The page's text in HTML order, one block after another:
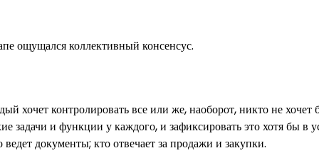
ощущался коллективный консенсус.
хочет контролировать все или же, наоборот, никто не хочет
задачи и функции у каждого, и зафиксировать это хотя бы в
документы; кто отвечает за продажи и закупки.